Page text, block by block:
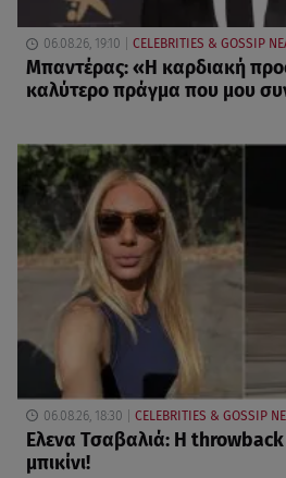
06.08.26, 19:10 CELEBRITIES & GOSSIP
Μπαντέρας: «Η καρδιακή
καλύτερο πράγμα που μου
06.08.26, 18:30 CELEBRITIES & GOSSIP
Ελενα Τσαβαλιά: Η
μπικίνι!